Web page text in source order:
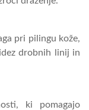
pri pilingu kože,
drobnih linij in
ki pomagajo